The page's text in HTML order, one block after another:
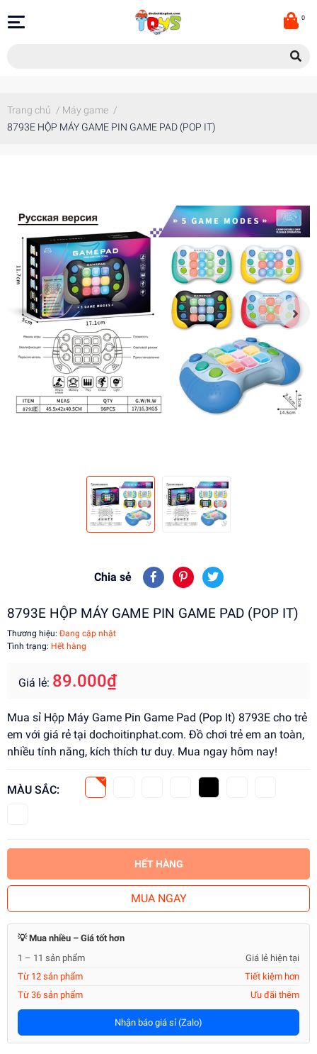
0
Trang chủ / Máy game /
8793E HỘP MÁY GAME PIN GAME PAD (POP IT)
Chia sẻ
8793E HỘP MÁY GAME PIN GAME PAD (POP IT)
Thương hiệu: Đang cập nhật
Tình trạng: Hết hàng
Giá lẻ: 89.000₫
Mua sỉ Hộp Máy Game Pin Game Pad (Pop It) 8793E cho trẻ
em với giá rẻ tại dochoitinphat.com. Đồ chơi trẻ em an toàn,
nhiều tính năng, kích thích tư duy. Mua ngay hôm nay!
MÀU SẮC:
HẾT HÀNG
MUA NGAY
💡 Mua nhiều – Giá tốt hơn
1 – 11 sản phẩm
Giá lẻ hiện tại
Từ 12 sản phẩm
Tiết kiệm hơn
Từ 36 sản phẩm
Ưu đãi thêm
Nhận báo giá sỉ (Zalo)